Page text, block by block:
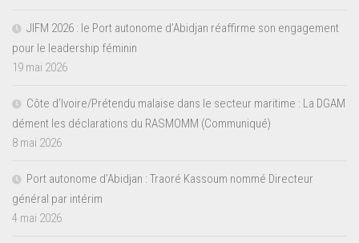
JIFM 2026 : le Port autonome d’Abidjan réaffirme son engagement
pour le leadership féminin
19 mai 2026
Côte d’Ivoire/Prétendu malaise dans le secteur maritime : La DGAM
dément les déclarations du RASMOMM (Communiqué)
8 mai 2026
Port autonome d’Abidjan : Traoré Kassoum nommé Directeur
général par intérim
4 mai 2026